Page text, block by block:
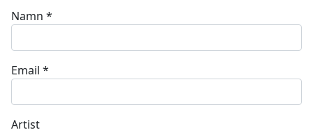
Namn *
Email *
Artist